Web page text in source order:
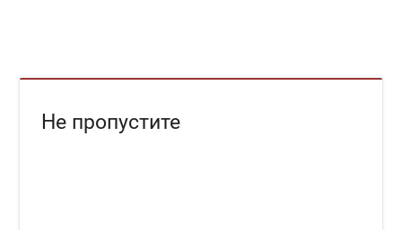
Не пропустите